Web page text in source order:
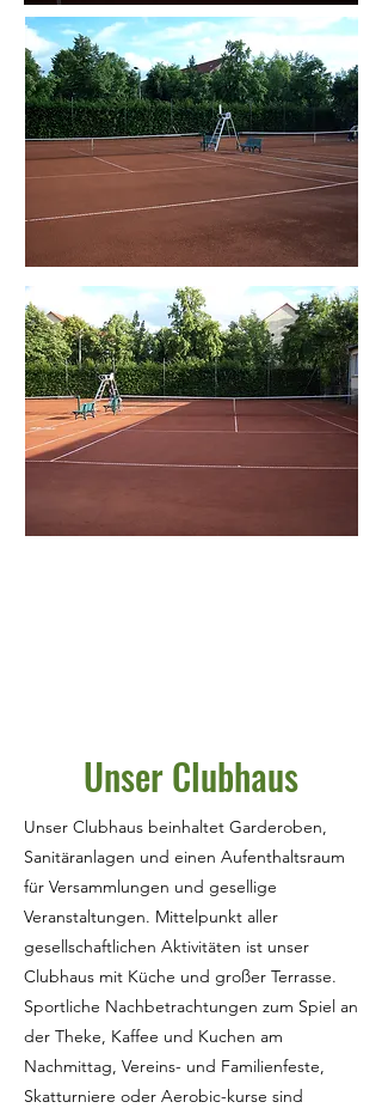
Unser Clubhaus
Unser Clubhaus beinhaltet Garderoben,
Sanitäranlagen und einen Aufenthaltsraum
für Versammlungen und gesellige
Veranstaltungen. Mittelpunkt aller
gesellschaftlichen Aktivitäten ist unser
Clubhaus mit Küche und großer Terrasse.
Sportliche Nachbetrachtungen zum Spiel an
der Theke, Kaffee und Kuchen am
Nachmittag, Vereins- und Familienfeste,
Skatturniere oder Aerobic-kurse sind